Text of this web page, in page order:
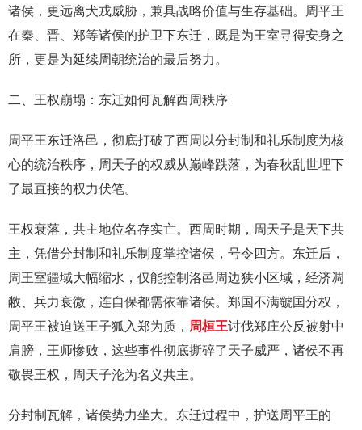
诸侯，更远离犬戎威胁，兼具战略价值与生存基础。周平王
在秦、晋、郑等诸侯的护卫下东迁，既是为王室寻得安身之
所，更是为延续周朝统治的最后努力。
二、王权崩塌：东迁如何瓦解西周秩序
周平王东迁洛邑，彻底打破了西周以分封制和礼乐制度为核
心的统治秩序，周天子的权威从巅峰跌落，为春秋乱世埋下
了最直接的权力伏笔。
王权衰落，共主地位名存实亡。西周时期，周天子是天下共
主，凭借分封制和礼乐制度掌控诸侯，号令四方。东迁后，
周王室疆域大幅缩水，仅能控制洛邑周边狭小区域，经济凋
敝、兵力衰微，连自保都需依靠诸侯。郑国不满虢国分权，
周平王被迫送王子狐入郑为质， 周桓王讨伐郑庄公反被射中
肩膀，王师惨败，这些事件彻底撕碎了天子威严，诸侯不再
敬畏王权，周天子沦为名义共主。
分封制瓦解，诸侯势力坐大。东迁过程中，护送周平王的